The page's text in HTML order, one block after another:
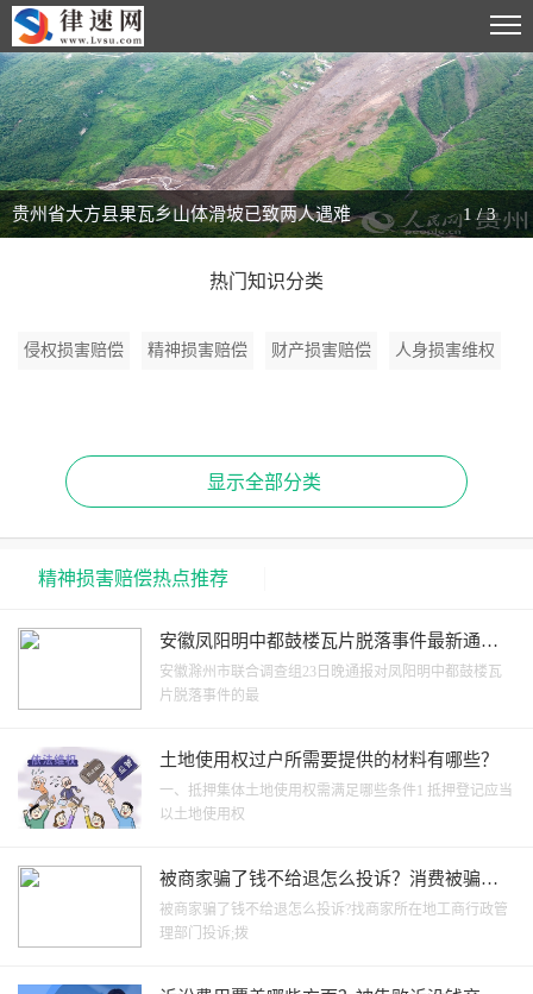
贵州省大方县果瓦乡山体滑坡已致两人遇难 1 /3
热门知识分类
侵权损害赔偿 精神损害赔偿 财产损害赔偿 人身损害维权
显示全部分类
精神损害赔偿热点推荐
安徽凤阳明中都鼓楼瓦片脱落事件最新通报
相关人员予以停职或免职
安徽滁州市联合调查组23日晚通报对凤阳明中都鼓楼瓦
片脱落事件的最
土地使用权过户所需要提供的材料有哪些？
一、抵押集体土地使用权需满足哪些条件1 抵押登记应当
以土地使用权
被商家骗了钱不给退怎么投诉？消费被骗找
哪个部门解决？_当前资讯
被商家骗了钱不给退怎么投诉?找商家所在地工商行政管
理部门投诉;拨